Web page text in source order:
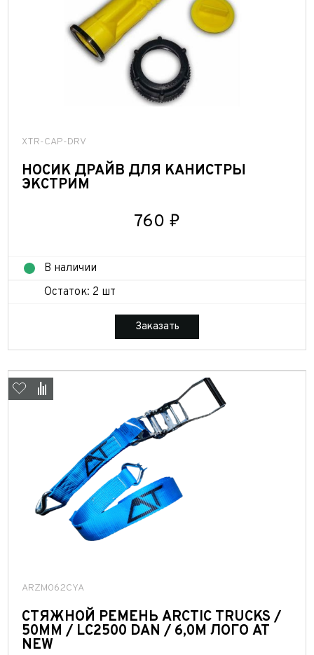
XTR-CAP-DRV
НОСИК ДРАЙВ ДЛЯ КАНИСТРЫ
ЭКСТРИМ
760 ₽
В наличии
Остаток: 2 шт
Заказать
ARZM062CYA
СТЯЖНОЙ РЕМЕНЬ ARCTIC TRUCKS /
50ММ / LC2500 DAN / 6,0М ЛОГО AT
NEW